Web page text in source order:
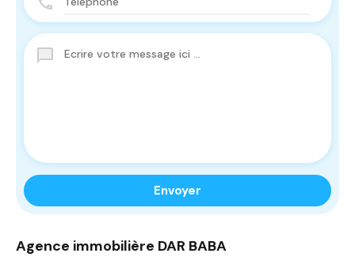
Agence immobilière DAR BABA